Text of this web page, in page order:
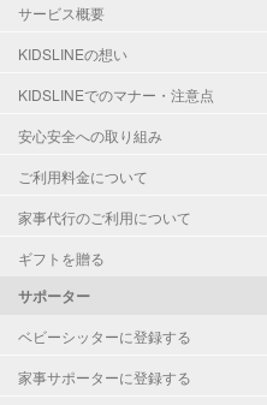
サービス概要
KIDSLINEの想い
KIDSLINEでのマナー・注意点
安心安全への取り組み
ご利用料金について
家事代行のご利用について
ギフトを贈る
サポーター
ベビーシッターに登録する
家事サポーターに登録する